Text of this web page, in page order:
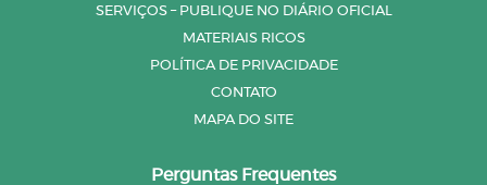
SERVIÇOS – PUBLIQUE NO DIÁRIO OFICIAL
MATERIAIS RICOS
POLÍTICA DE PRIVACIDADE
CONTATO
MAPA DO SITE
Perguntas Frequentes